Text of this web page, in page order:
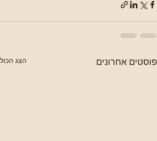
פוסטים אחרונים הצג הכול